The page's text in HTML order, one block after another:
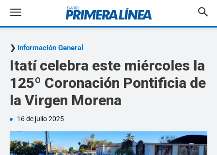
Información General
Itatí celebra este miércoles la
125º Coronación Pontificia de
la Virgen Morena
16 de julio 2025